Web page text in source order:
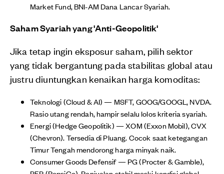
Market Fund, BNI-AM Dana Lancar Syariah.
Saham Syariah yang 'Anti-Geopolitik'
Jika tetap ingin eksposur saham, pilih sektor
yang tidak bergantung pada stabilitas global atau
justru diuntungkan kenaikan harga komoditas:
Teknologi (Cloud & AI) — MSFT, GOOG/GOOGL, NVDA.
Rasio utang rendah, hampir selalu lolos kriteria syariah.
Energi (Hedge Geopolitik) — XOM (Exxon Mobil), CVX
(Chevron). Tersedia di Pluang. Cocok saat ketegangan
Timur Tengah mendorong harga minyak naik.
Consumer Goods Defensif — PG (Procter & Gamble),